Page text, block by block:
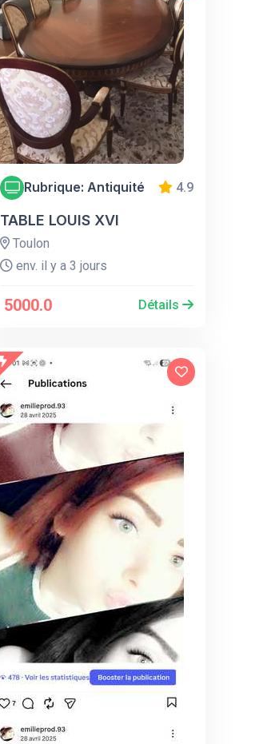
Rubrique: Antiquité 4.9
TABLE LOUIS XVI
Toulon
env. il y a 3 jours
5000.0 Détails